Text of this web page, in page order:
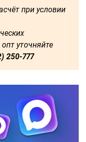
при условии
уточняйте
250-777
3750
5000
6000